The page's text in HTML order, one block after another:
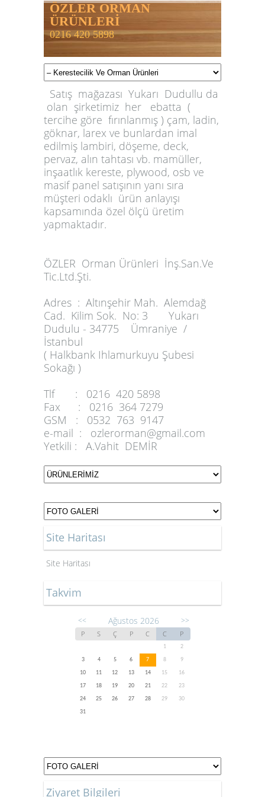
ÖZLER ORMAN
ÜRÜNLERİ
0216 420 5898
Satış mağazası Yukarı Dudullu da
olan şirketimiz her ebatta (
tercihe göre fırınlanmış ) çam, ladin,
göknar, larex ve bunlardan imal
edilmiş lambiri, döşeme, deck,
pervaz, alın tahtası vb. mamüller,
inşaatlık kereste, plywood, osb ve
masif panel satışının yanı sıra
müşteri odaklı ürün anlayışı
kapsamında özel ölçü üretim
yapmaktadır.
ÖZLER Orman Ürünleri İnş.San.Ve
Tic.Ltd.Şti.
Adres : Altınşehir Mah. Alemdağ
Cad. Kilim Sok. No: 3 Yukarı
Dudulu - 34775 Ümraniye /
İstanbul
( Halkbank Ihlamurkuyu Şubesi
Sokağı )
Tlf :
0216 420 5898
Fax :
0216 364 7279
GSM :
0532 763 9147
e-mail :
ozlerorman@gmail.com
Yetkili :
A.Vahit DEMİR
Site Haritası
Site Haritası
Takvim
<< Ağustos 2026 >>
P S Ç P C C P
1
2
3
4 5 6 7 8
9
10
11 12 13 14 15
16
17
18 19 20 21 22
23
24
25 26 27 28 29
30
31
Ziyaret Bilgileri